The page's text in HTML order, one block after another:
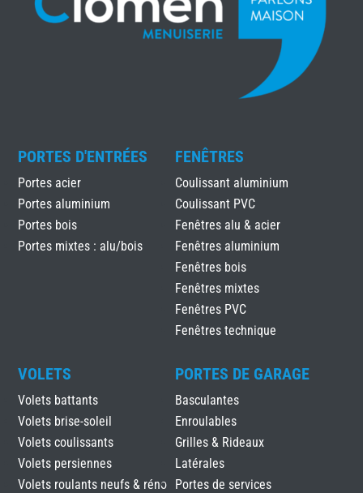
PORTES D'ENTRÉES
Portes acier
Portes aluminium
Portes bois
Portes mixtes : alu/bois
FENÊTRES
Coulissant aluminium
Coulissant PVC
Fenêtres alu & acier
Fenêtres aluminium
Fenêtres bois
Fenêtres mixtes
Fenêtres PVC
Fenêtres technique
VOLETS
Volets battants
Volets brise-soleil
Volets coulissants
Volets persiennes
Volets roulants neufs & réno
PORTES DE GARAGE
Basculantes
Enroulables
Grilles & Rideaux
Latérales
Portes de services